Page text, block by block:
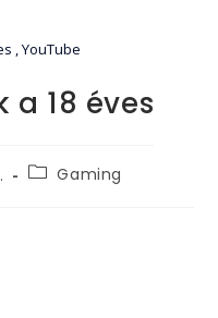
, YouTube
a 18 éves
PostGaming